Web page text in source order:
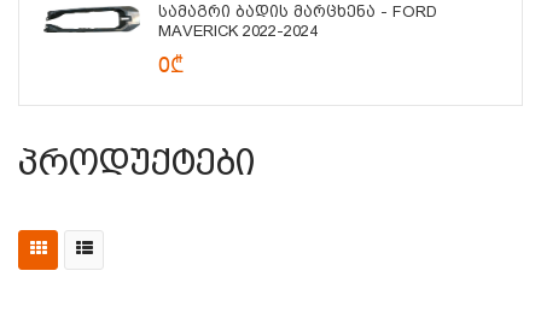
Სამაგრი Ბადის Მარცხენა - FORD
MAVERICK 2022-2024
0₾
Პროდუქტები